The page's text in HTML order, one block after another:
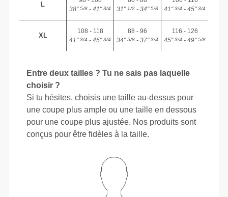
L
38"5/8 - 41"3/4
31"1/2 - 34"5/8
41"3/4 - 45"3/4
XL
108 - 118
41"3/4 - 45"3/4
88 - 96
34"5/8 - 37"3/4
116 - 126
45"3/4 - 49"5/8
Entre deux tailles ? Tu ne sais pas laquelle
choisir ?
Si tu hésites, choisis une taille au-dessus pour
une coupe plus ample ou une taille en dessous
pour une coupe plus ajustée. Nos produits sont
conçus pour être fidèles à la taille.